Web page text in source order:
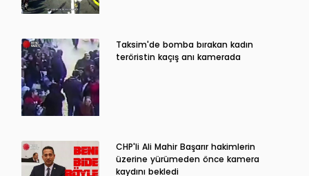
Taksim'de bomba bırakan kadın
teröristin kaçış anı kamerada
CHP'li Ali Mahir Başarır hakimlerin
üzerine yürümeden önce kamera
kaydını bekledi